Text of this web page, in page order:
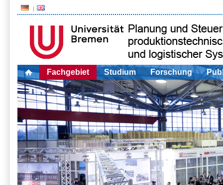
Fachgebiet Studium Forschung